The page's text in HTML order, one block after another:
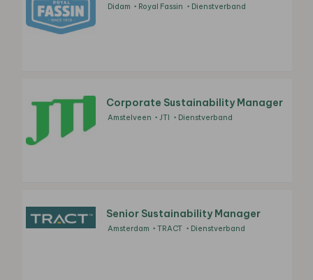
Didam Royal Fassin Dienstverband
Corporate Sustainability Manager
Amstelveen JTI Dienstverband
Senior Sustainability Manager
Amsterdam TRACT Dienstverband